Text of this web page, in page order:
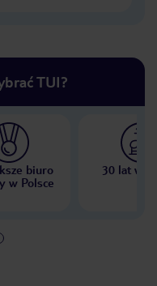
TUI?
biuro
w Polsce
30 lat w